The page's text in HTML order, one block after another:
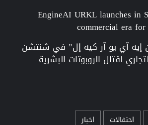
EngineAI URKL launches in
commercial era
إيه آي يو آر كيه إل” في شنتشن
لقتال الروبوتات البشرية
احتفالات اخبار